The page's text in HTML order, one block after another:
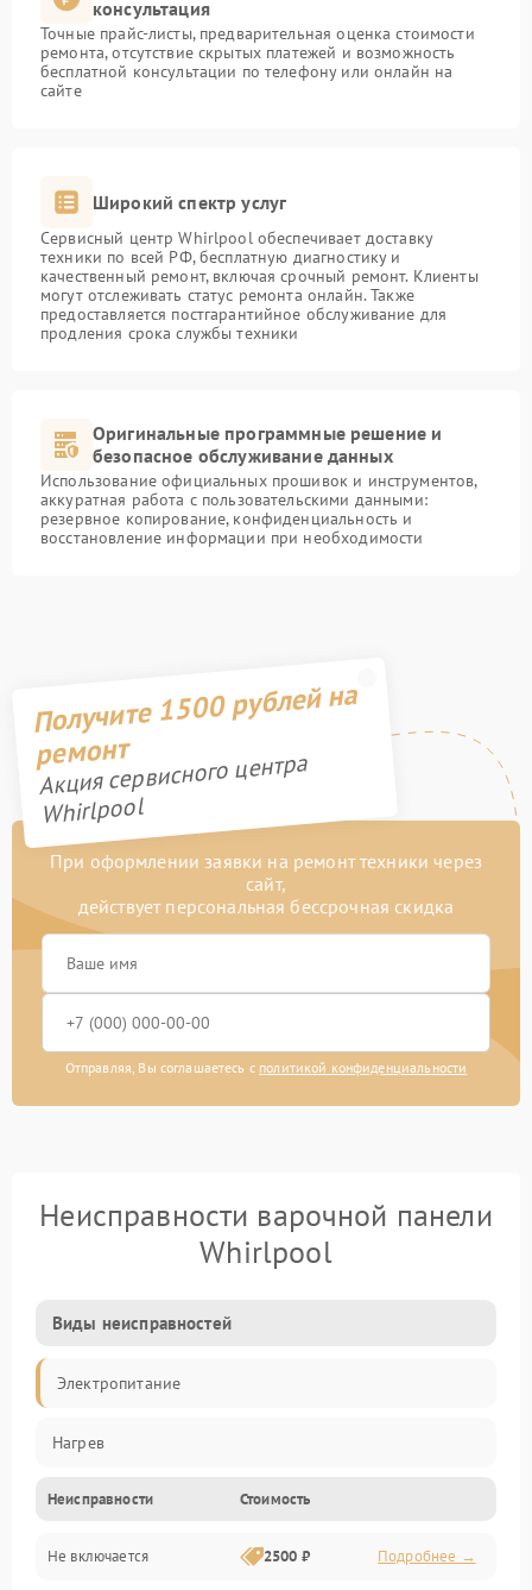
консультация
Точные прайс-листы, предварительная оценка стоимости
ремонта, отсутствие скрытых платежей и возможность
бесплатной консультации по телефону или онлайн на
сайте
Широкий спектр услуг
Сервисный центр Whirlpool обеспечивает доставку
техники по всей РФ, бесплатную диагностику и
качественный ремонт, включая срочный ремонт. Клиенты
могут отслеживать статус ремонта онлайн. Также
предоставляется постгарантийное обслуживание для
продления срока службы техники
Оригинальные программные решение и
безопасное обслуживание данных
Использование официальных прошивок и инструментов,
аккуратная работа с пользовательскими данными:
резервное копирование, конфиденциальность и
восстановление информации при необходимости
Получите 1500 рублей на
ремонт
Акция сервисного центра
Whirlpool
При оформлении заявки на ремонт техники через
сайт,
действует персональная бессрочная скидка
Отправляя, Вы соглашаетесь с политикой конфиденциальности
Неисправности варочной панели
Whirlpool
Виды неисправностей
Электропитание
Нагрев
Неисправности Стоимость
Не включается 2500 ₽ Подробнее →